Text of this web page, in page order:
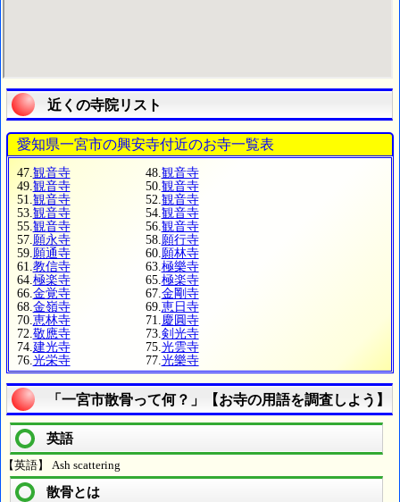
近くの寺院リスト
愛知県一宮市の興安寺付近のお寺一覧表
47. 観音寺 48. 観音寺
49. 観音寺 50. 観音寺
51. 観音寺 52. 観音寺
53. 観音寺 54. 観音寺
55. 観音寺 56. 観音寺
57. 願永寺 58. 願行寺
59. 願通寺 60. 願林寺
61. 教信寺 63. 極樂寺
64. 極楽寺 65. 極楽寺
66. 金覚寺 67. 金剛寺
68. 金嶺寺 69. 恵日寺
70. 恵林寺 71. 慶圓寺
72. 敬應寺 73. 剣光寺
74. 建光寺 75. 光雲寺
76. 光栄寺 77. 光樂寺
「一宮市散骨って何？」【お寺の用語を調査しよう】
英語
【英語】 Ash scattering
散骨とは